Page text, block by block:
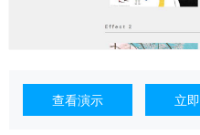
查看演示 立